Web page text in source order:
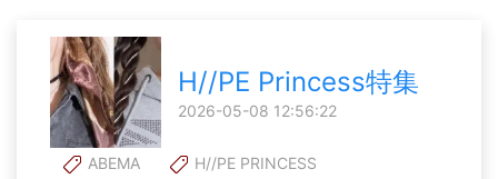
H//PE Princess特集
2026-05-08 12:56:22
ABEMA
H//PE PRINCESS